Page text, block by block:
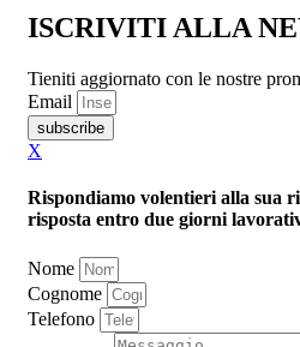
ISCRIVITI ALLA
Tieniti aggiornato con le nostre
Email
subscribe
X
Rispondiamo volentieri alla sua
risposta entro due giorni
Nome
Cognome
Telefono